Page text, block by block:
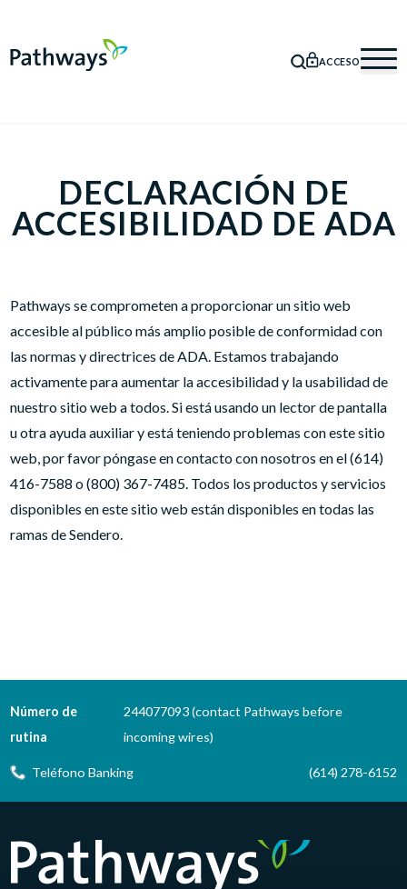
BÚSQUEDA
ACCESO
DECLARACIÓN DE
ACCESIBILIDAD DE ADA
Pathways se comprometen a proporcionar un sitio web
accesible al público más amplio posible de conformidad con
las normas y directrices de ADA. Estamos trabajando
activamente para aumentar la accesibilidad y la usabilidad de
nuestro sitio web a todos. Si está usando un lector de pantalla
u otra ayuda auxiliar y está teniendo problemas con este sitio
web, por favor póngase en contacto con nosotros en el (614)
416-7588 o (800) 367-7485. Todos los productos y servicios
disponibles en este sitio web están disponibles en todas las
ramas de Sendero.
Número de
rutina
244077093 (contact Pathways before
incoming wires)
Teléfono Banking (614) 278-6152
Pathways Financial Credit Union